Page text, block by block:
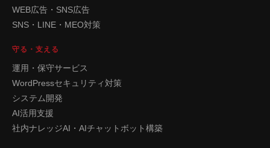
WEB広告・SNS広告
SNS・LINE・MEO対策
守る・支える
運用・保守サービス
WordPressセキュリティ対策
システム開発
AI活用支援
社内ナレッジAI・AIチャットボット構築